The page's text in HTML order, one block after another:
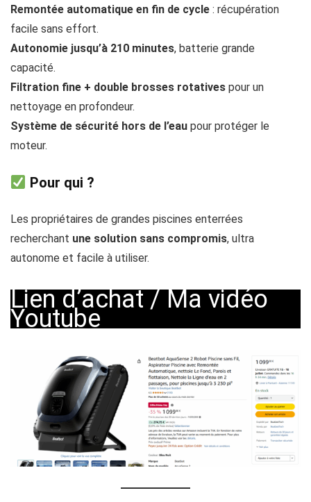
Remontée automatique en fin de cycle : récupération
facile sans effort.
Autonomie jusqu’à 210 minutes, batterie grande
capacité.
Filtration fine + double brosses rotatives pour un
nettoyage en profondeur.
Système de sécurité hors de l’eau pour protéger le
moteur.
Pour qui ?
Les propriétaires de grandes piscines enterrées
recherchant une solution sans compromis, ultra
autonome et facile à utiliser.
Lien d’achat/Ma vidéo
Youtube